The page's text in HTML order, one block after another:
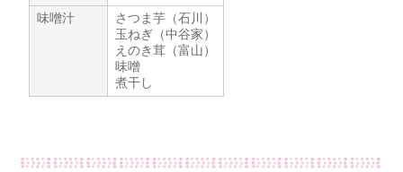
味噌汁
さつま芋（石川）
玉ねぎ（中谷家）
えのき茸（富山）
味噌
煮干し